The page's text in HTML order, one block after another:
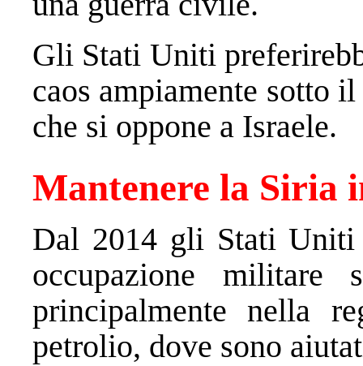
Gli Stati Uniti
caos ampiamente sotto
che si oppone a Israele.
Mantenere la Siria
Dal 2014 gli Stati Uniti
occupazione
principalmente nella
petrolio, dove sono